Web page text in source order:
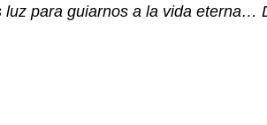
para guiarnos a la vida eterna…